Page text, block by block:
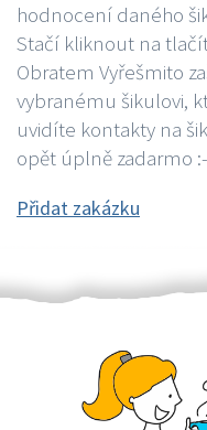
hodnocení daného
Stačí kliknout na
Obratem Vyřešmito
vybranému šikulovi,
uvidíte kontakty na
opět úplně zadarmo
Přidat zakázku